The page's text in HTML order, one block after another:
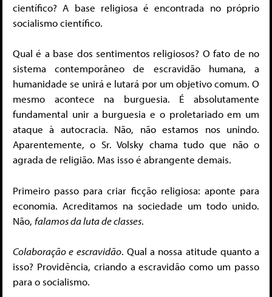
científico? A base religiosa é encontrada no próprio
socialismo científico.
Qual é a base dos sentimentos religiosos? O fato de no
sistema contemporâneo de escravidão humana, a
humanidade se unirá e lutará por um objetivo comum. O
mesmo acontece na burguesia. É absolutamente
fundamental unir a burguesia e o proletariado em um
ataque à autocracia. Não, não estamos nos unindo.
Aparentemente, o Sr. Volsky chama tudo que não o
agrada de religião. Mas isso é abrangente demais.
Primeiro passo para criar ficção religiosa: aponte para
economia. Acreditamos na sociedade um todo unido.
Não, falamos da luta de classes.
Colaboração e escravidão. Qual a nossa atitude quanto a
isso? Providência, criando a escravidão como um passo
para o socialismo.